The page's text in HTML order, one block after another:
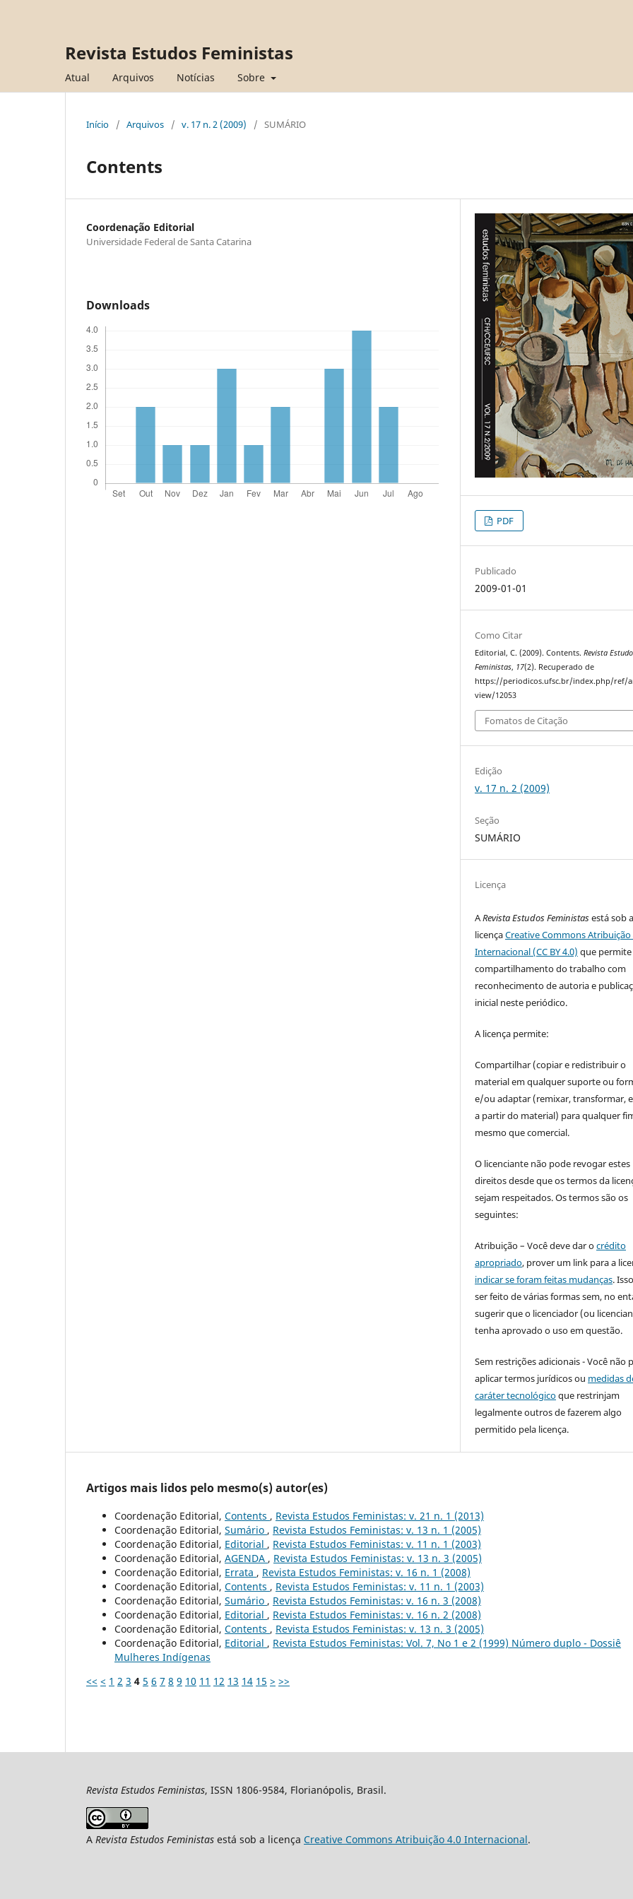
Revista Estudos Feministas
Atual Arquivos Notícias Sobre
Início / Arquivos / v. 17 n. 2 (2009) / SUMÁRIO
Contents
Coordenação Editorial
Universidade Federal de Santa Catarina
Downloads
PDF
Publicado
2009-01-01
Como Citar
Editorial, C. (2009). Contents.Revista
Feministas, 17(2). Recuperado de
https://periodicos.ufsc.br/index.php/ref/
view/12053
Fomatos de Citação
Edição
v. 17 n. 2 (2009)
Seção
SUMÁRIO
Licença
ARevista Estudos Feministasestá sob a
licençaCreative Commons Atribuição
Internacional (CC BY 4.0) que
compartilhamento do trabalho com
reconhecimento de autoria e
inicial neste periódico.
A licença permite:
Compartilhar (copiar e redistribuir o
material em qualquer suporte ou
e/ou adaptar (remixar, transformar,
a partir do material) para qualquer
mesmo que comercial.
O licenciante não pode revogar estes
direitos desde que os termos da
sejam respeitados. Os termos são os
seguintes:
Atribuição – Você deve dar ocrédito
apropriado, prover um link para a
indicar se foram feitas mudanças.
ser feito de várias formas sem, no
sugerir que o licenciador (ou
tenha aprovado o uso em questão.
Sem restrições adicionais - Você não
aplicar termos jurídicos ou medidas
caráter tecnológicoque restrinjam
legalmente outros de fazerem algo
permitido pela licença.
Artigos mais lidos pelo mesmo(s) autor(es)
Coordenação Editorial, Contents , Revista Estudos Feministas: v. 21 n. 1 (2013)
Coordenação Editorial, Sumário , Revista Estudos Feministas: v. 13 n. 1 (2005)
Coordenação Editorial, Editorial , Revista Estudos Feministas: v. 11 n. 1 (2003)
Coordenação Editorial, AGENDA , Revista Estudos Feministas: v. 13 n. 3 (2005)
Coordenação Editorial, Errata , Revista Estudos Feministas: v. 16 n. 1 (2008)
Coordenação Editorial, Contents , Revista Estudos Feministas: v. 11 n. 1 (2003)
Coordenação Editorial, Sumário , Revista Estudos Feministas: v. 16 n. 3 (2008)
Coordenação Editorial, Editorial , Revista Estudos Feministas: v. 16 n. 2 (2008)
Coordenação Editorial, Contents , Revista Estudos Feministas: v. 13 n. 3 (2005)
Coordenação Editorial, Editorial , Revista Estudos Feministas: Vol. 7, No 1 e 2 (1999) Número duplo - Dossiê
Mulheres Indígenas
<< < 1 2 3 4 5 6 7 8 9 10 11 12 13 14 15 > >>
Revista Estudos Feministas, ISSN 1806-9584, Florianópolis, Brasil.
A Revista Estudos Feministas está sob a licença Creative Commons Atribuição 4.0 Internacional.